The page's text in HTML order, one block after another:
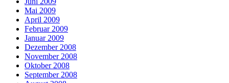
Mai 2009
April 2009
Februar 2009
Januar 2009
Dezember 2008
November 2008
Oktober 2008
September 2008